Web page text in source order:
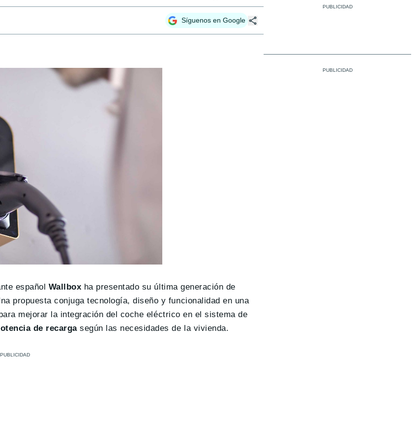
Síguenos en Google
español Wallbox ha presentado su última generación de
propuesta conjuga tecnología, diseño y funcionalidad en una
mejorar la integración del coche eléctrico en el sistema de
de recargasegún las necesidades de la vivienda.